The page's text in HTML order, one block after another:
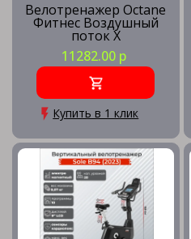
Велотренажер Octane
Фитнес Воздушный
поток X
11282.00 р
Купить в 1 клик